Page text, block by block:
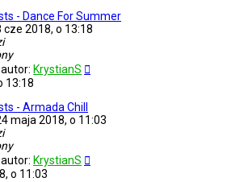
- Dance For Summer
cze 2018, o 13:18
autor: KrystianS
13:18
- Armada Chill
maja 2018, o 11:03
autor: KrystianS
o 11:03